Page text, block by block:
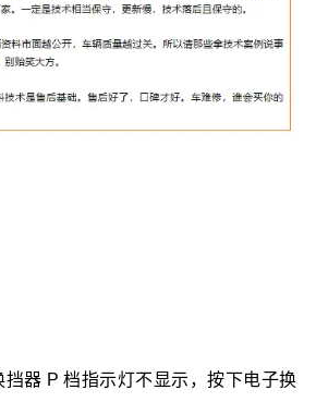
挡器 P 档指示灯不显示，按下电子换